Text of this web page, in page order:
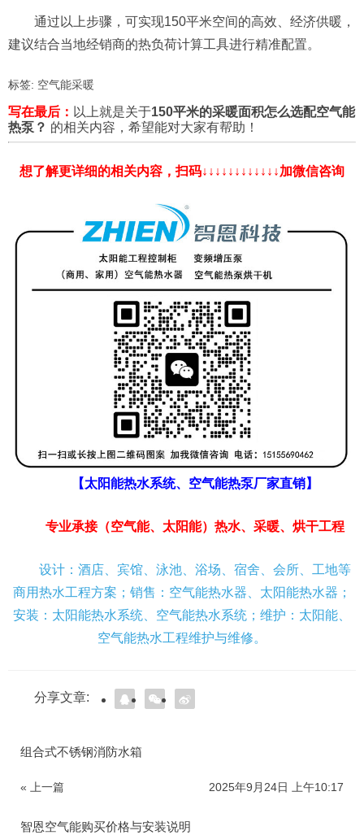
通过以上步骤，可实现150平米空间的高效、经济供暖，
建议结合当地经销商的热负荷计算工具进行精准配置。
标签: 空气能采暖
写在最后： 以上就是关于150平米的采暖面积怎么选配空气能
热泵？ 的相关内容，希望能对大家有帮助！
想了解更详细的相关内容，扫码↓↓↓↓↓↓↓↓↓↓↓↓加微信咨询
【太阳能热水系统、空气能热泵厂家直销】
专业承接（空气能、太阳能）热水、采暖、烘干工程
设计：酒店、宾馆、泳池、浴场、宿舍、会所、工地等
商用热水工程方案；销售：空气能热水器、太阳能热水器；
安装：太阳能热水系统、空气能热水系统；维护：太阳能、
空气能热水工程维护与维修。
分享文章:
组合式不锈钢消防水箱
« 上一篇 2025年9月24日 上午10:17
智恩空气能购买价格与安装说明